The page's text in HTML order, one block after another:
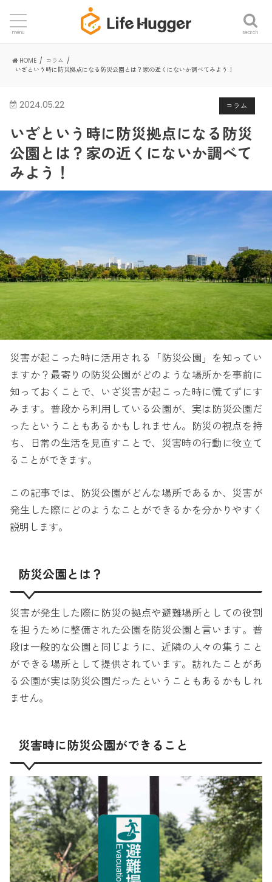
search
menu
HOME
コラム
いざという時に防災拠点になる防災公園とは？家の近くにないか調べてみよう！
コラム
2024.05.22
いざという時に防災拠点になる防災
公園とは？家の近くにないか調べて
みよう！
災害が起こった時に活用される「防災公園」を知ってい
ますか？最寄りの防災公園がどのような場所かを事前に
知っておくことで、いざ災害が起こった時に慌てずにす
みます。普段から利用している公園が、実は防災公園だ
ったということもあるかもしれません。防災の視点を持
ち、日常の生活を見直すことで、災害時の行動に役立て
ることができます。
この記事では、防災公園がどんな場所であるか、災害が
発生した際にどのようなことができるかを分かりやすく
説明します。
防災公園とは？
災害が発生した際に防災の拠点や避難場所としての役割
を担うために整備された公園を防災公園と言います。普
段は一般的な公園と同じように、近隣の人々の集うこと
ができる場所として提供されています。訪れたことがあ
る公園が実は防災公園だったということもあるかもしれ
ません。
災害時に防災公園ができること